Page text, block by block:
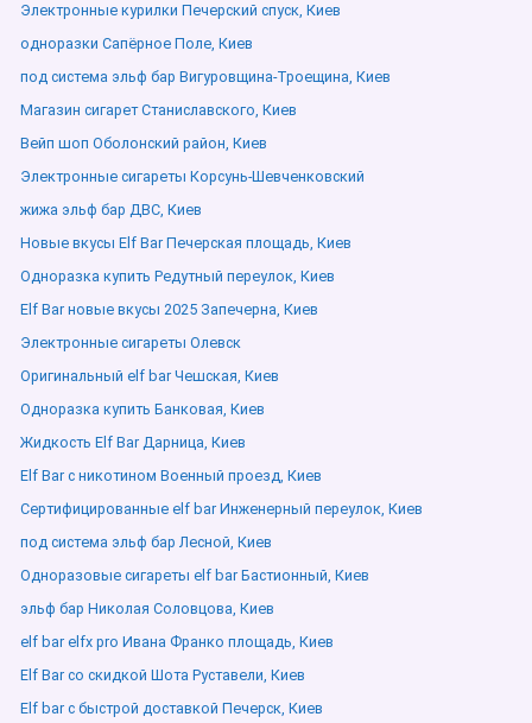
Электронные курилки Печерский спуск, Киев
одноразки Сапёрное Поле, Киев
под система эльф бар Вигуровщина-Троещина, Киев
Магазин сигарет Станиславского, Киев
Вейп шоп Оболонский район, Киев
Электронные сигареты Корсунь-Шевченковский
жижа эльф бар ДВС, Киев
Новые вкусы Elf Bar Печерская площадь, Киев
Одноразка купить Редутный переулок, Киев
Elf Bar новые вкусы 2025 Запечерна, Киев
Электронные сигареты Олевск
Оригинальный elf bar Чешская, Киев
Одноразка купить Банковая, Киев
Жидкость Elf Bar Дарница, Киев
Elf Bar с никотином Военный проезд, Киев
Сертифицированные elf bar Инженерный переулок, Киев
под система эльф бар Лесной, Киев
Одноразовые сигареты elf bar Бастионный, Киев
эльф бар Николая Соловцова, Киев
elf bar elfx pro Ивана Франко площадь, Киев
Elf Bar со скидкой Шота Руставели, Киев
Elf bar с быстрой доставкой Печерск, Киев